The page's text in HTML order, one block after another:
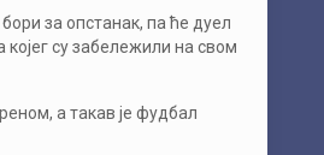
за опстанак, па ће дуел
су забележили на свом
а такав је фудбал